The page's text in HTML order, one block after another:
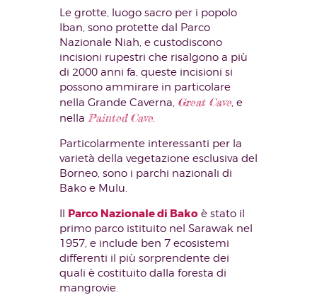
Le grotte, luogo sacro per i popolo
Iban, sono protette dal Parco
Nazionale Niah, e custodiscono
incisioni rupestri che risalgono a più
di 2000 anni fa, queste incisioni si
possono ammirare in particolare
nella Grande Caverna, Great Cave, e
nella Painted Cave.
Particolarmente interessanti per la
varietà della vegetazione esclusiva del
Borneo, sono i parchi nazionali di
Bako e Mulu.
Il Parco Nazionale di Bako è stato il
primo parco istituito nel Sarawak nel
1957, e include ben 7 ecosistemi
differenti il più sorprendente dei
quali è costituito dalla foresta di
mangrovie.